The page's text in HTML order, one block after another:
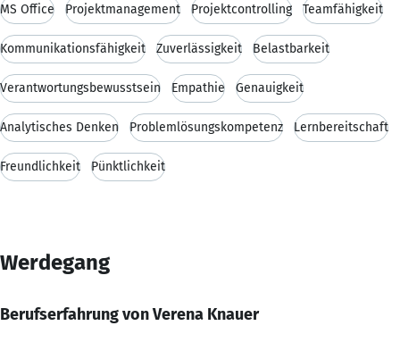
MS Office Projektmanagement Projektcontrolling Teamfähigkeit
Kommunikationsfähigkeit Zuverlässigkeit Belastbarkeit
Verantwortungsbewusstsein Empathie Genauigkeit
Analytisches Denken Problemlösungskompetenz Lernbereitschaft
Freundlichkeit Pünktlichkeit
Werdegang
Berufserfahrung von Verena Knauer